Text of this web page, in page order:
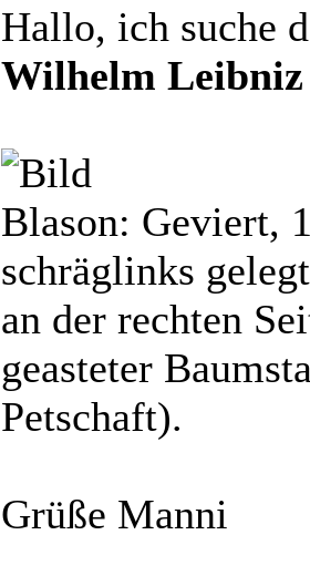
Hallo, ich suche
Wilhelm Leibniz
Blason: Geviert,
schräglinks
an der rechten
geasteter
Petschaft).
Grüße Manni